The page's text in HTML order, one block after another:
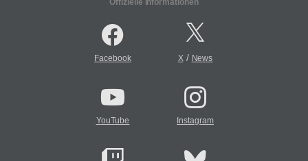
Offizielle Informationen
Facebook X/ News
YouTube Instagram